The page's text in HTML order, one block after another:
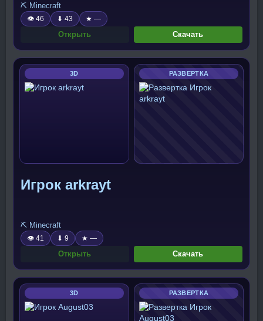
⛏️ Minecraft
👁 46 ⬇ 43 ★ —
Открыть Скачать
3D РАЗВЕРТКА
Игрок arkrayt
⛏️ Minecraft
👁 41 ⬇ 9 ★ —
Открыть Скачать
3D РАЗВЕРТКА